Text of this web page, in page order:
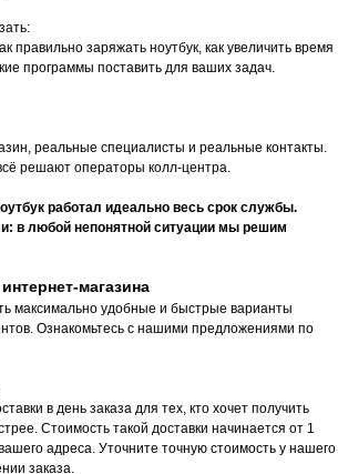
правильно заряжать ноутбук, как увеличить время
программы поставить для ваших задач.
реальные специалисты и реальные контакты.
решают операторы колл-центра.
работал идеально весь срок службы.
в любой непонятной ситуации мы решим
магазина
максимально удобные и быстрые варианты
Ознакомьтесь с нашими предложениями по
в день заказа для тех, кто хочет получить
Стоимость такой доставки начинается от 1
адреса. Уточните точную стоимость у нашего
заказа.